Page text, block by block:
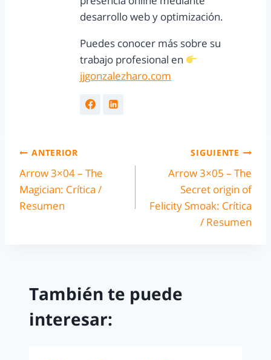
desarrollo web y optimización.
Puedes conocer más sobre su
trabajo profesional en
jjgonzalezharo.com
ANTERIOR
Arrow 3×04 – The
Magician: Crítica /
Resumen
SIGUIENTE
Arrow 3×05 – The
Secret origin of
Felicity Smoak: Crítica
/ Resumen
También te puede
interesar: